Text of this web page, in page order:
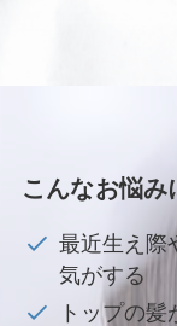
こんなお悩み
最近生え際
気がする
トップの